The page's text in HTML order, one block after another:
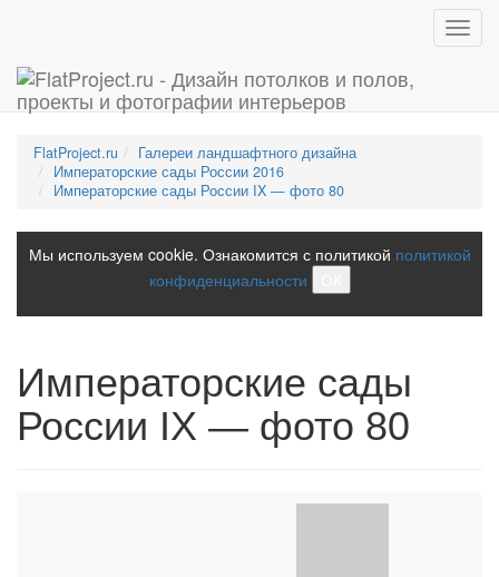
FlatProject.ru
Галереи ландшафтного дизайна
Императорские сады России 2016
Императорские сады России IX — фото 80
Мы используем cookie. Ознакомится с политикой политикой
конфиденциальности
Императорские сады
России IX — фото 80